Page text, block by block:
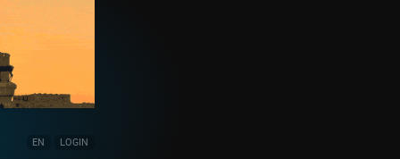
EN LOGIN